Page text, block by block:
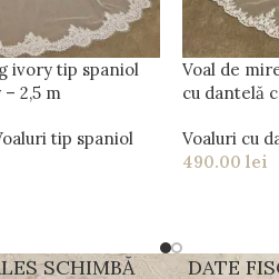
ivory tip spaniol
2,5 m
tip spaniol
Voal de
cu dantelă
Voaluri cu
490.00 lei
SCHIMBĂ
DATE